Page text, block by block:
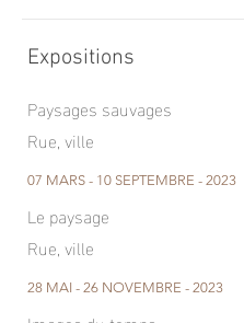
Expositions
Paysages
Rue, ville
07 MARS - 10 SEPTEMBRE - 2023
Le paysage
Rue, ville
28 MAI - 26 NOVEMBRE - 2023